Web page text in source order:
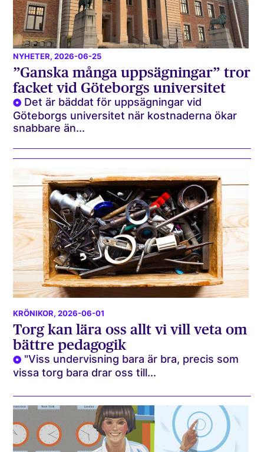
NYHETER, 2026-06-25
”Ganska många uppsägningar” tror
facket vid Göteborgs universitet
Det är bäddat för uppsägningar vid
Göteborgs universitet när kostnaderna ökar
snabbare än...
KRÖNIKOR, 2026-06-01
Torg kan lära oss allt vi vill veta om
bättre pedagogik
"Viss undervisning bara är bra, precis som
vissa torg bara drar oss till...